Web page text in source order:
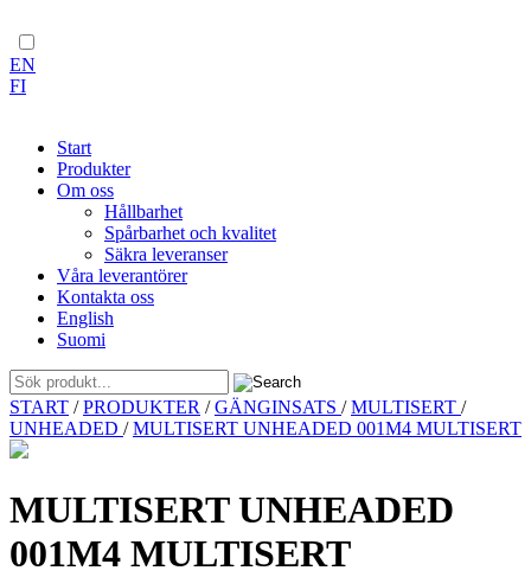
EN
FI
Start
Produkter
Om oss
Hållbarhet
Spårbarhet och kvalitet
Säkra leveranser
Våra leverantörer
Kontakta oss
English
Suomi
Skip
to
content
START /PRODUKTER /GÄNGINSATS /MULTISERT /
UNHEADED /MULTISERT UNHEADED 001M4 MULTISERT
MULTISERT UNHEADED
001M4 MULTISERT